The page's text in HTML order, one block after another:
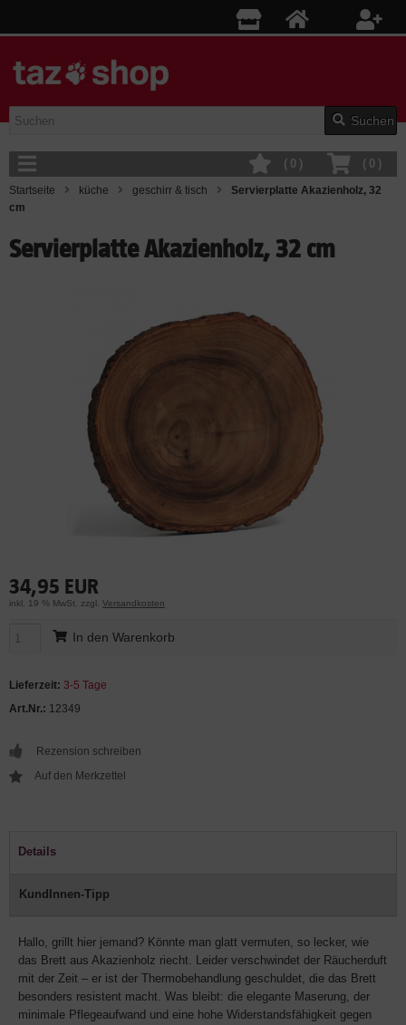
Suchen
( 0 )
( 0 )
Startseite küche geschirr & tisch
Servierplatte Akazienholz, 32
cm
Servierplatte Akazienholz, 32 cm
34,95 EUR
inkl. 19 % MwSt. zzgl. Versandkosten
In den Warenkorb
Lieferzeit: 3-5 Tage
Art.Nr.: 12349
Rezension schreiben
Details
KundInnen-Tipp
Hallo, grillt hier jemand? Könnte man glatt vermuten, so lecker, wie
das Brett aus Akazienholz riecht. Leider verschwindet der Räucherduft
mit der Zeit – er ist der Thermobehandlung geschuldet, die das Brett
besonders resistent macht. Was bleibt: die elegante Maserung, der
minimale Pflegeaufwand und eine hohe Widerstandsfähigkeit gegen